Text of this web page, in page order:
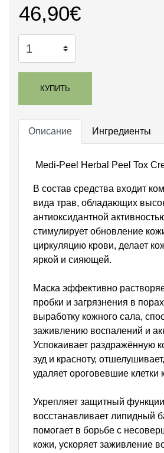
46,90€
КУПИТЬ
Описание Ингредиенты
Medi-Peel Herbal Peel Tox
В состав средства входит
вида трав, обладающих
антиоксидантной
стимулирует обновление
циркуляцию крови, делает
яркой и сияющей.
Маска эффективно
пробки и загрязнения в
выработку кожного сала,
заживлению воспалений и
Успокаивает раздражённую
зуд и красноту,
удаляет ороговевшие клетки
Укрепляет защитный
восстанавливает липидный
помогает в борьбе с
кожи, ускоряет заживление